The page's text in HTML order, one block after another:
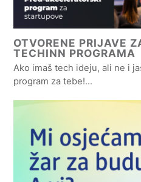
OTVORENE PRIJAVE
TECHINN PROGRAMA
Ako imaš tech ideju, ali ne i
program za tebe!…